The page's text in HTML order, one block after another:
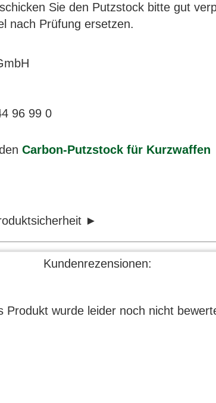
Sie den Putzstock bitte gut
nach Prüfung ersetzen.
96 99 0
Carbon-Putzstock für Kurzwaffen
Kundenrezensionen:
Produkt wurde leider noch nicht